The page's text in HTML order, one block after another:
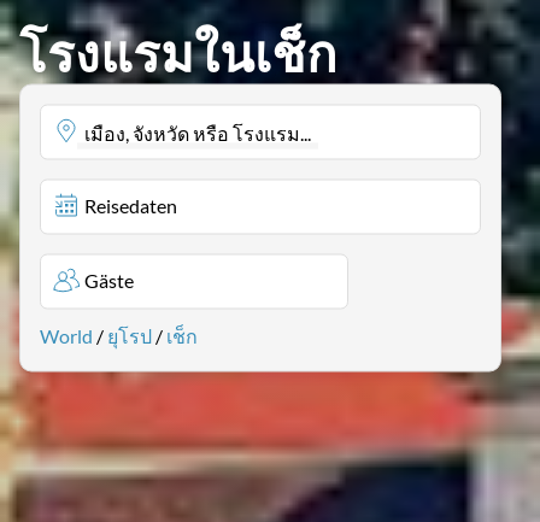
โรงแรมในเช็ก
เมือง, จังหวัด หรือ โรงแรม...
Reisedaten
Gäste
World / ยุโรป / เช็ก